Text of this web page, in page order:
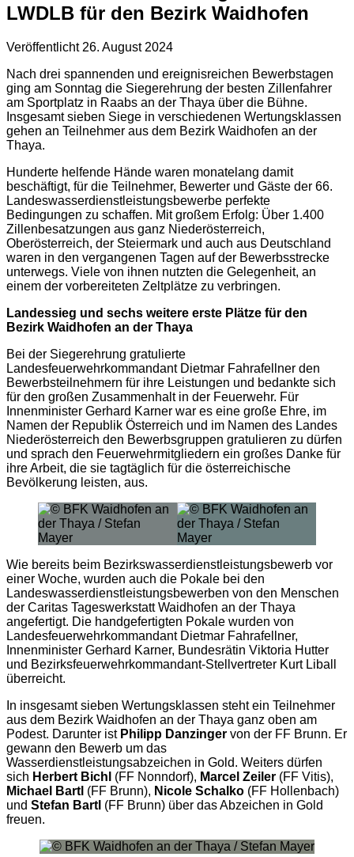
LWDLB für den Bezirk Waidhofen
Veröffentlicht 26. August 2024
Nach drei spannenden und ereignisreichen Bewerbstagen
ging am Sonntag die Siegerehrung der besten Zillenfahrer
am Sportplatz in Raabs an der Thaya über die Bühne.
Insgesamt sieben Siege in verschiedenen Wertungsklassen
gehen an Teilnehmer aus dem Bezirk Waidhofen an der
Thaya.
Hunderte helfende Hände waren monatelang damit
beschäftigt, für die Teilnehmer, Bewerter und Gäste der 66.
Landeswasserdienstleistungsbewerbe perfekte
Bedingungen zu schaffen. Mit großem Erfolg: Über 1.400
Zillenbesatzungen aus ganz Niederösterreich,
Oberösterreich, der Steiermark und auch aus Deutschland
waren in den vergangenen Tagen auf der Bewerbsstrecke
unterwegs. Viele von ihnen nutzten die Gelegenheit, an
einem der vorbereiteten Zeltplätze zu verbringen.
Landessieg und sechs weitere erste Plätze für den
Bezirk Waidhofen an der Thaya
Bei der Siegerehrung gratulierte
Landesfeuerwehrkommandant Dietmar Fahrafellner den
Bewerbsteilnehmern für ihre Leistungen und bedankte sich
für den großen Zusammenhalt in der Feuerwehr. Für
Innenminister Gerhard Karner war es eine große Ehre, im
Namen der Republik Österreich und im Namen des Landes
Niederösterreich den Bewerbsgruppen gratulieren zu dürfen
und sprach den Feuerwehrmitgliedern ein großes Danke für
ihre Arbeit, die sie tagtäglich für die österreichische
Bevölkerung leisten, aus.
Wie bereits beim Bezirkswasserdienstleistungsbewerb vor
einer Woche, wurden auch die Pokale bei den
Landeswasserdienstleistungsbewerben von den Menschen
der Caritas Tageswerkstatt Waidhofen an der Thaya
angefertigt. Die handgefertigten Pokale wurden von
Landesfeuerwehrkommandant Dietmar Fahrafellner,
Innenminister Gerhard Karner, Bundesrätin Viktoria Hutter
und Bezirksfeuerwehrkommandant-Stellvertreter Kurt Liball
überreicht.
In insgesamt sieben Wertungsklassen steht ein Teilnehmer
aus dem Bezirk Waidhofen an der Thaya ganz oben am
Podest. Darunter ist Philipp Danzinger von der FF Brunn. Er
gewann den Bewerb um das
Wasserdienstleistungsabzeichen in Gold. Weiters dürfen
sich Herbert Bichl (FF Nonndorf), Marcel Zeiler (FF Vitis),
Michael Bartl (FF Brunn), Nicole Schalko (FF Hollenbach)
und Stefan Bartl (FF Brunn) über das Abzeichen in Gold
freuen.